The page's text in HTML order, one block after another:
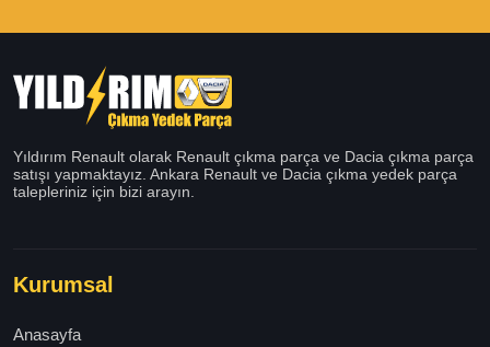
Yıldırım Renault olarak Renault çıkma parça ve Dacia çıkma parça
satışı yapmaktayız. Ankara Renault ve Dacia çıkma yedek parça
talepleriniz için bizi arayın.
Kurumsal
Anasayfa